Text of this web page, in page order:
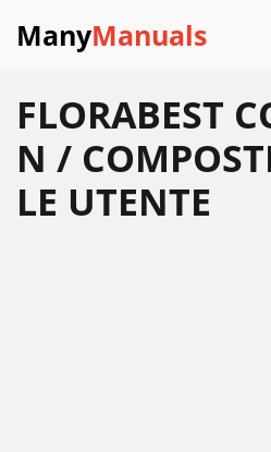
ManyManuals
FLORABEST
N /
LE UTENTE